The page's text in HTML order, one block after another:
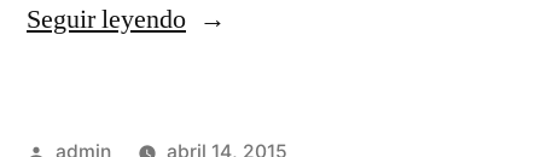
Seguir leyendo«Deslinde
Publicado
admin
abril 14, 2015